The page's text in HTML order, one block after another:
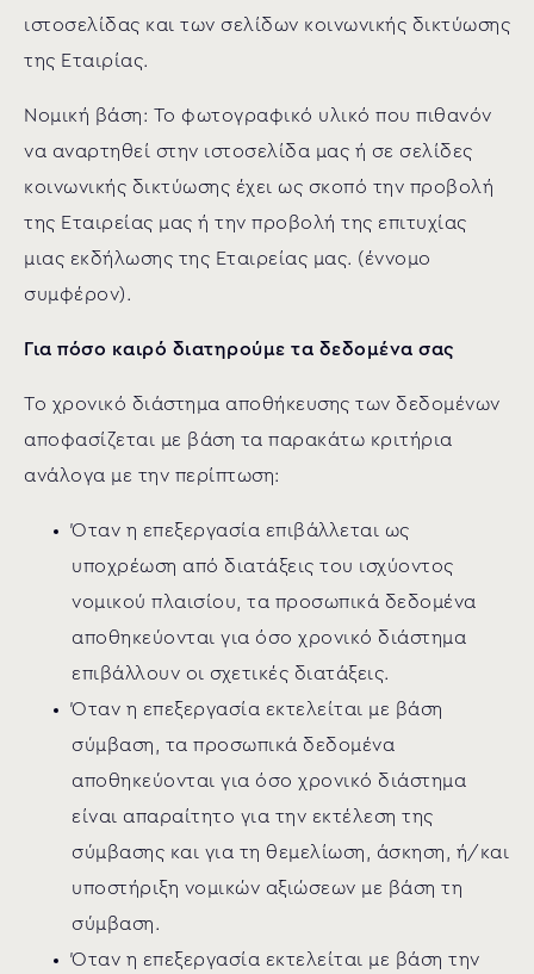
ιστοσελίδας και των σελίδων κοινωνικής δικτύωσης
της Εταιρίας.
Νομική βάση: Το φωτογραφικό υλικό που πιθανόν
να αναρτηθεί στην ιστοσελίδα μας ή σε σελίδες
κοινωνικής δικτύωσης έχει ως σκοπό την προβολή
της Εταιρείας μας ή την προβολή της επιτυχίας
μιας εκδήλωσης της Εταιρείας μας. (έννομο
συμφέρον).
Για πόσο καιρό διατηρούμε τα δεδομένα σας
Το χρονικό διάστημα αποθήκευσης των δεδομένων
αποφασίζεται με βάση τα παρακάτω κριτήρια
ανάλογα με την περίπτωση:
Όταν η επεξεργασία επιβάλλεται ως
υποχρέωση από διατάξεις του ισχύοντος
νομικού πλαισίου, τα προσωπικά δεδομένα
αποθηκεύονται για όσο χρονικό διάστημα
επιβάλλουν οι σχετικές διατάξεις.
Όταν η επεξεργασία εκτελείται με βάση
σύμβαση, τα προσωπικά δεδομένα
αποθηκεύονται για όσο χρονικό διάστημα
είναι απαραίτητο για την εκτέλεση της
σύμβασης και για τη θεμελίωση, άσκηση, ή/και
υποστήριξη νομικών αξιώσεων με βάση τη
σύμβαση.
Όταν η επεξεργασία εκτελείται με βάση την